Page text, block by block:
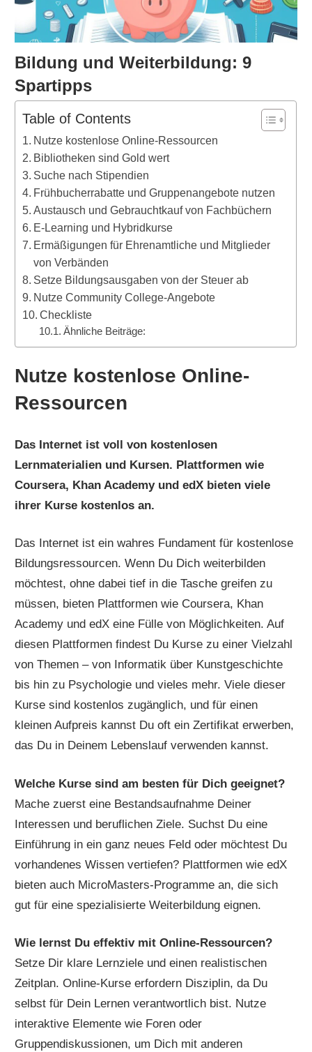
Bildung und Weiterbildung: 9
Spartipps
Table of Contents
Nutze kostenlose Online-Ressourcen
Bibliotheken sind Gold wert
Suche nach Stipendien
Frühbucherrabatte und Gruppenangebote nutzen
Austausch und Gebrauchtkauf von Fachbüchern
E-Learning und Hybridkurse
Ermäßigungen für Ehrenamtliche und Mitglieder
von Verbänden
Setze Bildungsausgaben von der Steuer ab
Nutze Community College-Angebote
Checkliste
Ähnliche Beiträge:
Nutze kostenlose Online-
Ressourcen
Das Internet ist voll von kostenlosen
Lernmaterialien und Kursen. Plattformen wie
Coursera, Khan Academy und edX bieten viele
ihrer Kurse kostenlos an.
Das Internet ist ein wahres Fundament für kostenlose
Bildungsressourcen. Wenn Du Dich weiterbilden
möchtest, ohne dabei tief in die Tasche greifen zu
müssen, bieten Plattformen wie Coursera, Khan
Academy und edX eine Fülle von Möglichkeiten. Auf
diesen Plattformen findest Du Kurse zu einer Vielzahl
von Themen – von Informatik über Kunstgeschichte
bis hin zu Psychologie und vieles mehr. Viele dieser
Kurse sind kostenlos zugänglich, und für einen
kleinen Aufpreis kannst Du oft ein Zertifikat erwerben,
das Du in Deinem Lebenslauf verwenden kannst.
Welche Kurse sind am besten für Dich geeignet?
Mache zuerst eine Bestandsaufnahme Deiner
Interessen und beruflichen Ziele. Suchst Du eine
Einführung in ein ganz neues Feld oder möchtest Du
vorhandenes Wissen vertiefen? Plattformen wie edX
bieten auch MicroMasters-Programme an, die sich
gut für eine spezialisierte Weiterbildung eignen.
Wie lernst Du effektiv mit Online-Ressourcen?
Setze Dir klare Lernziele und einen realistischen
Zeitplan. Online-Kurse erfordern Disziplin, da Du
selbst für Dein Lernen verantwortlich bist. Nutze
interaktive Elemente wie Foren oder
Gruppendiskussionen, um Dich mit anderen